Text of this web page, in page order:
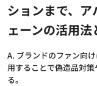
ションまで、
ェーンの活用
A. ブランドのファン向
用することで偽造品対
る。